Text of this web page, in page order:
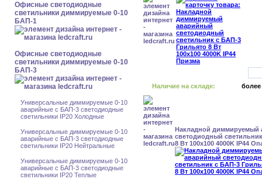
Офисные светодиодные
светильники диммируемые 0-10
БАП-1
Офисные светодиодные
светильники диммируемые 0-10
БАП-3
Универсальные диммируемые 0-10
аварийные с БАП-3 светодиодные
светильники IP20 Холодные
Универсальные диммируемые 0-10
аварийные с БАП-3 светодиодные
светильники IP20 Нейтральные
Универсальные диммируемые 0-10
аварийные с БАП-3 светодиодные
светильники IP20 Теплые
Наличие на складе: более
Накладной диммируемый
светодиодный
8 Вт 100x100 4000K IP44